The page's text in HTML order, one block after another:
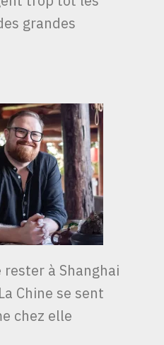
grandes
à Shanghai
Chine se sent
chez elle